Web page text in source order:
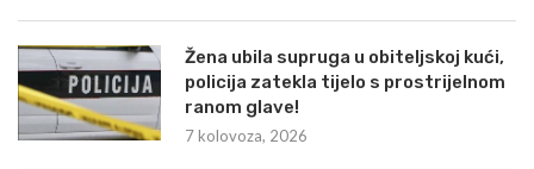
Žena ubila supruga u obiteljskoj kući,
policija zatekla tijelo s prostrijelnom
ranom glave!
7 kolovoza, 2026